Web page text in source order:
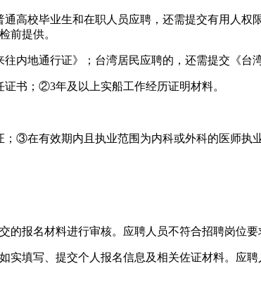
通高校毕业生和在职人员应聘，还需提交有用人
前提供。
往内地通行证》； 台湾居民应聘的，还需提交 《台
书； ②3年及以上实船工作经历证明材料。
；③在有效期内且执业范围为内科或外科的医师执
报名材料进行审核。应聘人员不符合招聘岗位要
填写、提交个人报名信息及相关佐证材料。应